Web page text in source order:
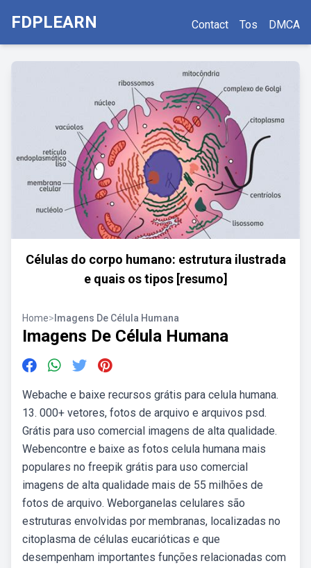
FDPLEARN Contact Tos DMCA
Células do corpo humano: estrutura ilustrada
e quais os tipos [resumo]
Home> Imagens De Célula Humana
Imagens De Célula Humana
Webache e baixe recursos grátis para celula humana.
13. 000+ vetores, fotos de arquivo e arquivos psd.
Grátis para uso comercial imagens de alta qualidade.
Webencontre e baixe as fotos celula humana mais
populares no freepik grátis para uso comercial
imagens de alta qualidade mais de 55 milhões de
fotos de arquivo. Weborganelas celulares são
estruturas envolvidas por membranas, localizadas no
citoplasma de células eucarióticas e que
desempenham importantes funções relacionadas com